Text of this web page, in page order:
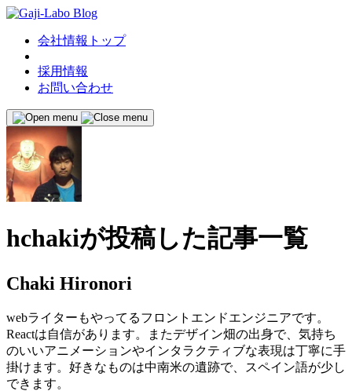
会社情報トップ
採用情報
お問い合わせ
hchakiが投稿した記事一覧
Chaki Hironori
webライターもやってるフロントエンドエンジニアです。
Reactは自信があります。またデザイン畑の出身で、気持ち
のいいアニメーションやインタラクティブな表現は丁寧に手
掛けます。好きなものは中南米の遺跡で、スペイン語が少し
できます。